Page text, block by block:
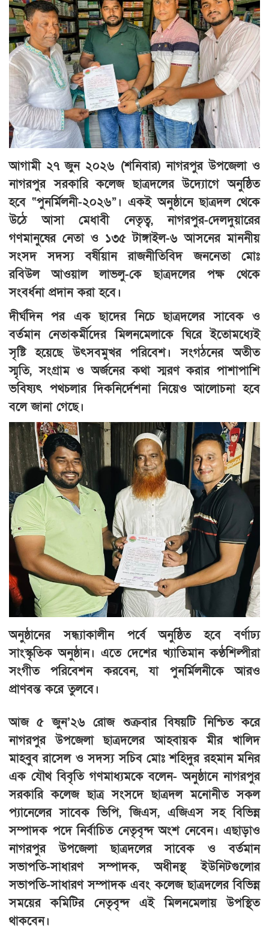
আগামী ২৭ জুন ২০২৬ (শনিবার) নাগরপুর উপজেলা ও
নাগরপুর সরকারি কলেজ ছাত্রদলের উদ্যোগে অনুষ্ঠিত
হবে “পুনর্মিলনী-২০২৬”। একই অনুষ্ঠানে ছাত্রদল থেকে
উঠে আসা মেধাবী নেতৃত্ব, নাগরপুর-দেলদুয়ারের
গণমানুষের নেতা ও ১৩৫ টাঙ্গাইল-৬ আসনের মাননীয়
সংসদ সদস্য বর্ষীয়ান রাজনীতিবিদ জননেতা মোঃ
রবিউল আওয়াল লাভলু-কে ছাত্রদলের পক্ষ থেকে
সংবর্ধনা প্রদান করা হবে।
দীর্ঘদিন পর এক ছাদের নিচে ছাত্রদলের সাবেক ও
বর্তমান নেতাকর্মীদের মিলনমেলাকে ঘিরে ইতোমধ্যেই
সৃষ্টি হয়েছে উৎসবমুখর পরিবেশ। সংগঠনের অতীত
স্মৃতি, সংগ্রাম ও অর্জনের কথা স্মরণ করার পাশাপাশি
ভবিষ্যৎ পথচলার দিকনির্দেশনা নিয়েও আলোচনা হবে
বলে জানা গেছে।
অনুষ্ঠানের সন্ধ্যাকালীন পর্বে অনুষ্ঠিত হবে বর্ণাঢ্য
সাংস্কৃতিক অনুষ্ঠান। এতে দেশের খ্যাতিমান কণ্ঠশিল্পীরা
সংগীত পরিবেশন করবেন, যা পুনর্মিলনীকে আরও
প্রাণবন্ত করে তুলবে।
আজ ৫ জুন’২৬ রোজ শুক্রবার বিষয়টি নিশ্চিত করে
নাগরপুর উপজেলা ছাত্রদলের আহবায়ক মীর খালিদ
মাহবুব রাসেল ও সদস্য সচিব মোঃ শহিদুর রহমান মনির
এক যৌথ বিবৃতি গণমাধ্যমকে বলেন- অনুষ্ঠানে নাগরপুর
সরকারি কলেজ ছাত্র সংসদে ছাত্রদল মনোনীত সকল
প্যানেলের সাবেক ভিপি, জিএস, এজিএস সহ বিভিন্ন
সম্পাদক পদে নির্বাচিত নেতৃবৃন্দ অংশ নেবেন। এছাড়াও
নাগরপুর উপজেলা ছাত্রদলের সাবেক ও বর্তমান
সভাপতি-সাধারণ সম্পাদক, অধীনস্থ ইউনিটগুলোর
সভাপতি-সাধারণ সম্পাদক এবং কলেজ ছাত্রদলের বিভিন্ন
সময়ের কমিটির নেতৃবৃন্দ এই মিলনমেলায় উপস্থিত
থাকবেন।